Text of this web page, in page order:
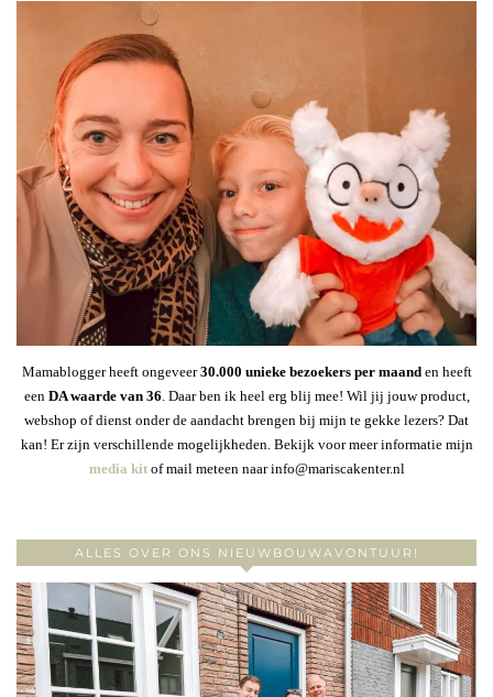
Mamablogger heeft ongeveer30.000 unieke bezoekers per maanden heeft
een DA waarde van 36. Daar ben ik heel erg blij mee! Wil jij jouw product,
webshop of dienst onder de aandacht brengen bij mijn te gekke lezers? Dat
kan! Er zijn verschillende mogelijkheden. Bekijk voor meer informatie mijn
media kitof mail meteen naar info@mariscakenter.nl
ALLES OVER ONS NIEUWBOUWAVONTUUR!